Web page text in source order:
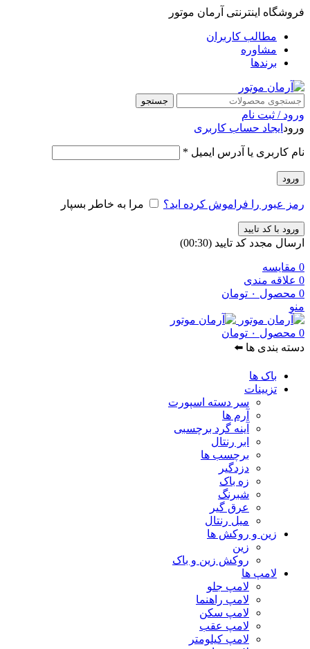
فروشگاه اینترنتی آرمان موتور
مطالب کاربران
مشاوره
برندها
جستجو
ورود / ثبت نام
ورود ایجاد حساب کاربری
نام کاربری یا آدرس ایمیل *
ورود
رمز عبور را فراموش کرده اید؟ مرا به خاطر بسپار
ورود با کد تایید
ارسال مجدد کد تایید (00:
30
)
0 مقایسه
0 علاقه مندی
0 محصول ۰ تومان
منو
0 محصول ۰ تومان
دسته بندی ها ⬅️
باک ها
تزیینات
سر دسته اسپورت
آرم ها
آینه گرد برچسبی
ابر رنتال
برچسب ها
دزدگیر
زه باک
شبرنگ
عرق گیر
میل رنتال
زین و روکش ها
زین
روکش زین و باک
لامپ ها
لامپ جلو
لامپ راهنما
لامپ سکن
لامپ عقب
لامپ کیلومتر